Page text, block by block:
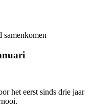
samenkomen
het eerst sinds drie jaar